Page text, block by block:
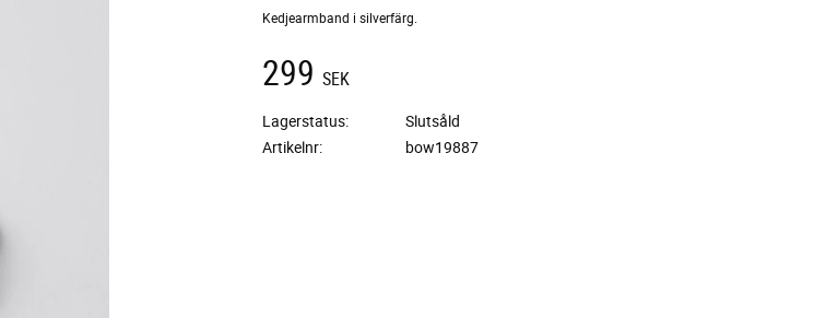
Kedjearmband i silverfärg.
299 SEK
Lagerstatus
Slutsåld
Artikelnr
bow19887